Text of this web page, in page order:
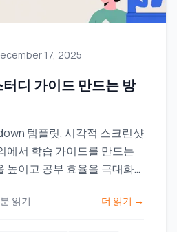
17, 2025
디 가이드 만드는 방
템플릿, 시각적 스크린샷
에서 학습 가이드를 만드는
높이고 공부 효율을 극대화
분 읽기 더 읽기 →